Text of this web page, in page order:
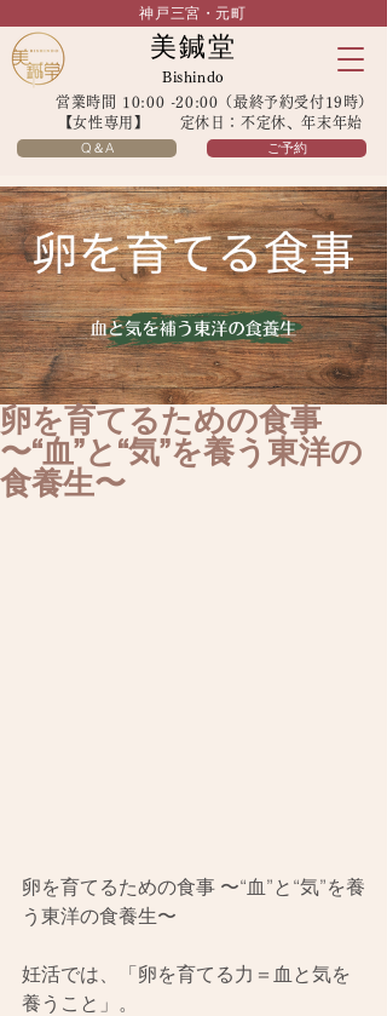
神戸三宮・元町
美鍼堂
Bishindo
営業時間 10:00 -20:00（最終予約受付19時）
【女性専用】 定休日：不定休、年末年始
Q＆A ご予約
卵を育てるための食事
〜“血”と“気”を養う東洋の
食養生〜
卵を育てるための食事 〜“血”と“気”を養
う東洋の食養生〜
妊活では、「卵を育てる力＝血と気を
養うこと」。